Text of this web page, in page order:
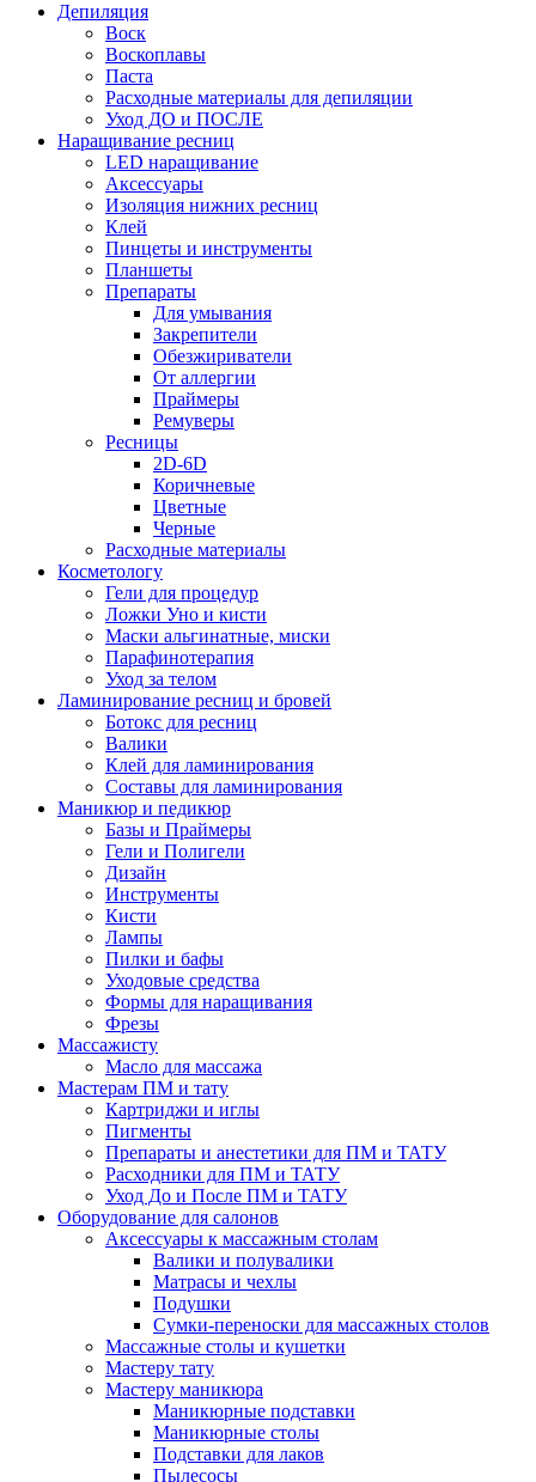
Депиляция
Воск
Воскоплавы
Паста
Расходные материалы для депиляции
Уход ДО и ПОСЛЕ
Наращивание ресниц
LED наращивание
Аксессуары
Изоляция нижних ресниц
Клей
Пинцеты и инструменты
Планшеты
Препараты
Для умывания
Закрепители
Обезжириватели
От аллергии
Праймеры
Ремуверы
Ресницы
2D-6D
Коричневые
Цветные
Черные
Расходные материалы
Косметологу
Гели для процедур
Ложки Уно и кисти
Маски альгинатные, миски
Парафинотерапия
Уход за телом
Ламинирование ресниц и бровей
Ботокс для ресниц
Валики
Клей для ламинирования
Составы для ламинирования
Маникюр и педикюр
Базы и Праймеры
Гели и Полигели
Дизайн
Инструменты
Кисти
Лампы
Пилки и бафы
Уходовые средства
Формы для наращивания
Фрезы
Массажисту
Масло для массажа
Мастерам ПМ и тату
Картриджи и иглы
Пигменты
Препараты и анестетики для ПМ и ТАТУ
Расходники для ПМ и ТАТУ
Уход До и После ПМ и ТАТУ
Оборудование для салонов
Аксессуары к массажным столам
Валики и полувалики
Матрасы и чехлы
Подушки
Сумки-переноски для массажных столов
Массажные столы и кушетки
Мастеру тату
Мастеру маникюра
Маникюрные подставки
Маникюрные столы
Подставки для лаков
Пылесосы